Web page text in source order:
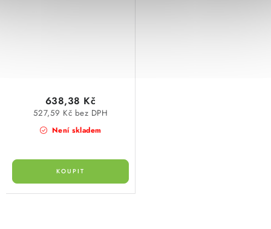
Není skladem
527,59 Kč bez DPH
638,38 Kč